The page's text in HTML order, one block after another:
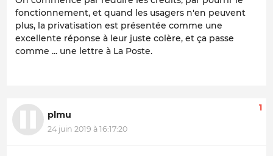
fonctionnement, et quand les usagers n'en peuvent
plus, la privatisation est présentée comme une
excellente réponse à leur juste colère, et ça passe
comme ... une lettre à La Poste.
plmu
24 juin 2019 à 16:17:20
1